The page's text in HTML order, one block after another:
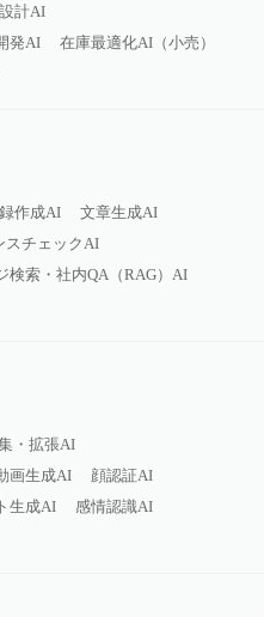
計AI
発AI
在庫最適化AI（小売）
作成AI
文章生成AI
スチェックAI
検索・社内QA（RAG）AI
・拡張AI
画生成AI
顔認証AI
生成AI
感情認識AI